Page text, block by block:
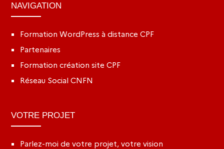
NAVIGATION
Formation WordPress à distance CPF
Partenaires
Formation création site CPF
Réseau Social CNFN
VOTRE PROJET
Parlez-moi de votre projet, votre vision